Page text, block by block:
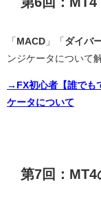
「 MACD 」「 ダイバ
ンジケータについて
→FX初心者【誰でも
ケータについて
第7回：MT4